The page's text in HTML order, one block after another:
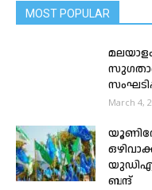
MOST POPULAR
March 4,
ബന്ദ്